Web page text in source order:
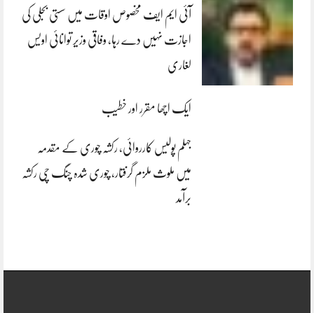
آئی ایم ایف مخصوص اوقات میں سستی بجلی کی
اجازت نہیں دے رہا، وفاقی وزیر توانائی اویس
لغاری
ایک اچھا مقرر اور خطیب
جہلم پولیس کارروائی، رکشہ چوری کے مقدمہ
میں ملوث ملزم گرفتار، چوری شدہ چنگ چی رکشہ
برآمد